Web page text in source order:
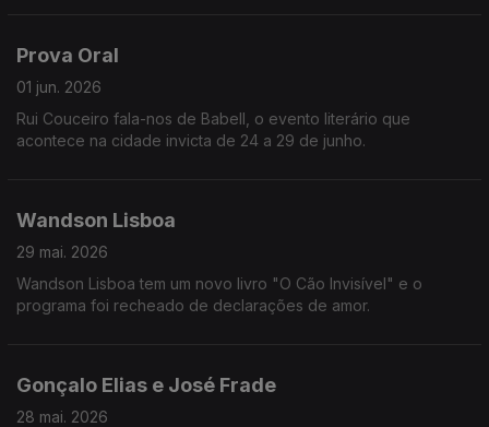
Prova Oral
01 jun. 2026
Rui Couceiro fala-nos de Babell, o evento literário que
acontece na cidade invicta de 24 a 29 de junho.
Wandson Lisboa
29 mai. 2026
Wandson Lisboa tem um novo livro "O Cão Invisível" e o
programa foi recheado de declarações de amor.
Gonçalo Elias e José Frade
28 mai. 2026